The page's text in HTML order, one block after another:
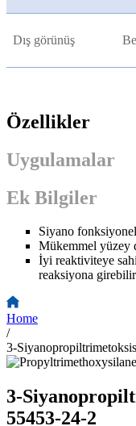
Dış görünüş
Özellikler
Uygulamalar
Ek Bilgiler
Siyano
Mükemmel yüzey
İyi reaktiviteye
reaksiyona
Home
/
3-
3-
55453-24-2